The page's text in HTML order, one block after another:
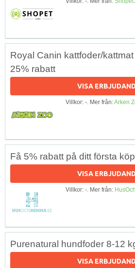
Royal Canin kattfoder/
25% rabatt
VISA
Villkor: -. Mer från:Arken
Få 5% rabatt på ditt första köp
VISA
Villkor: -. Mer från:
Purenatural hundfoder 8-12
VISA